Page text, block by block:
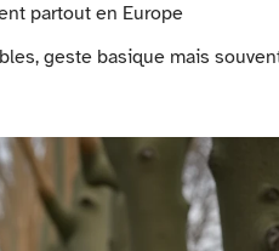
partout en Europe
geste basique mais